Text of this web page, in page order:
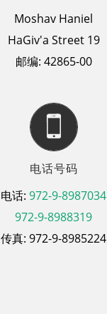
Moshav Haniel
HaGiv'a Street 19
邮编: 42865-00
电话号码
电话:972-9-8987034
972-9-8988319
传真: 972-9-8985224